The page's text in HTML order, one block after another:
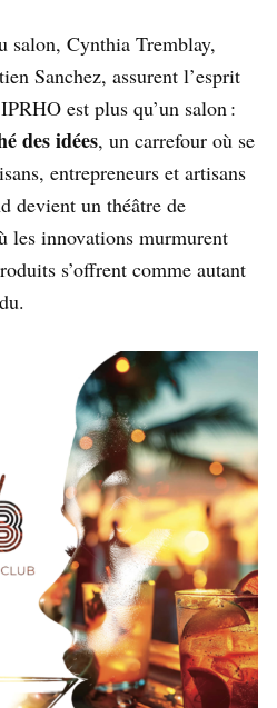
salon, Cynthia Tremblay,
Sanchez, assurent l’esprit
est plus qu’un salon :
des idées, un carrefour où se
entrepreneurs et artisans
devient un théâtre de
les innovations murmurent
s’offrent comme autant